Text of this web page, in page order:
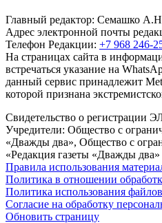
Главный редактор: Семашко
Адрес электронной почты
Телефон Редакции: +7 968 246-
На страницах сайта в
встречаться указание на
данный сервис принадлежит
которой признана
Свидетельство о регистрации
Учредители: Общество с
«Дважды два», Общество с
«Редакция газеты «Дважды два»
Правила использования
Политика в отношении
Политика использования
Согласие на обработку
Обновить страницу